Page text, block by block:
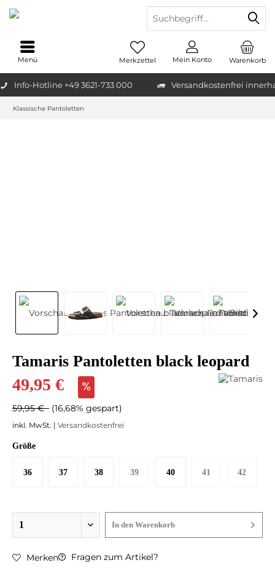
Info-Hotline +49 3621-733 000 Versandkostenfrei
Warenkorb
Merkzettel Mein Konto
Menü
Klassische Pantoletten
Tamaris Pantoletten black leopard
49,95 €
59,95 € (16,68% gespart)
inkl. MwSt. | Versandkostenfrei
Größe
36 37 38 39 40 41 42
In den Warenkorb
Merken Fragen zum Artikel?